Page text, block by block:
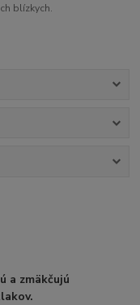
blízkych.
a zmäkčujú